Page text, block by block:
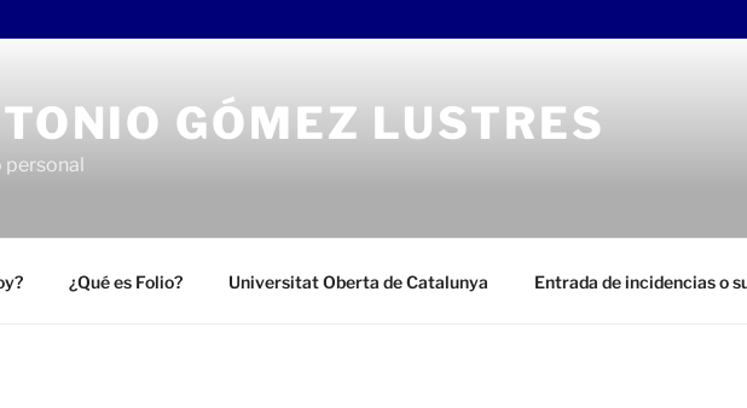
GÓMEZ LUSTRES
personal
¿Qué es Folio? Universitat Oberta de Catalunya Entrada de incidencias o